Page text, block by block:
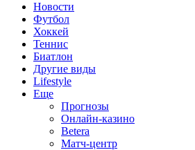
Новости
Футбол
Хоккей
Теннис
Биатлон
Другие виды
Lifestyle
Еще
Прогнозы
Онлайн-казино
Betera
Матч-центр